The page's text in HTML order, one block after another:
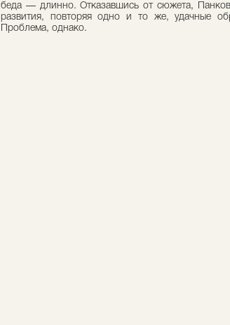
беда — длинно. Отказавшись от сюжета,
развития, повторяя одно и то же, удачные
Проблема, однако.